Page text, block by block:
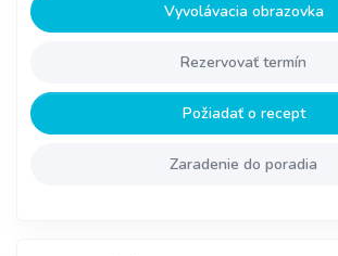
Vyvolávacia obrazovka
Rezervovať termín
Požiadať o recept
Zaradenie do poradia